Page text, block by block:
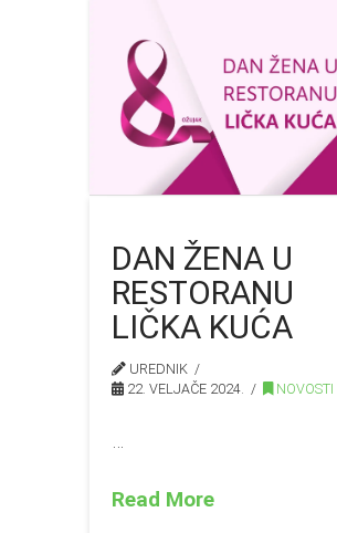
DAN ŽENA U
RESTORANU
LIČKA KUĆA
UREDNIK
22. VELJAČE 2024.
NOVOSTI
Read More